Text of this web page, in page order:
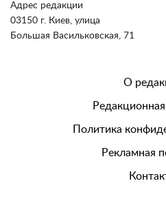
Адрес редакции
03150 г. Киев, улица
Большая Васильковская, 71
О
Политика
Рекламная